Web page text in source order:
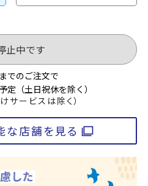
止中です
でのご注文で
定（土日祝休を除く）
サービスは除く）
な店舗を見る